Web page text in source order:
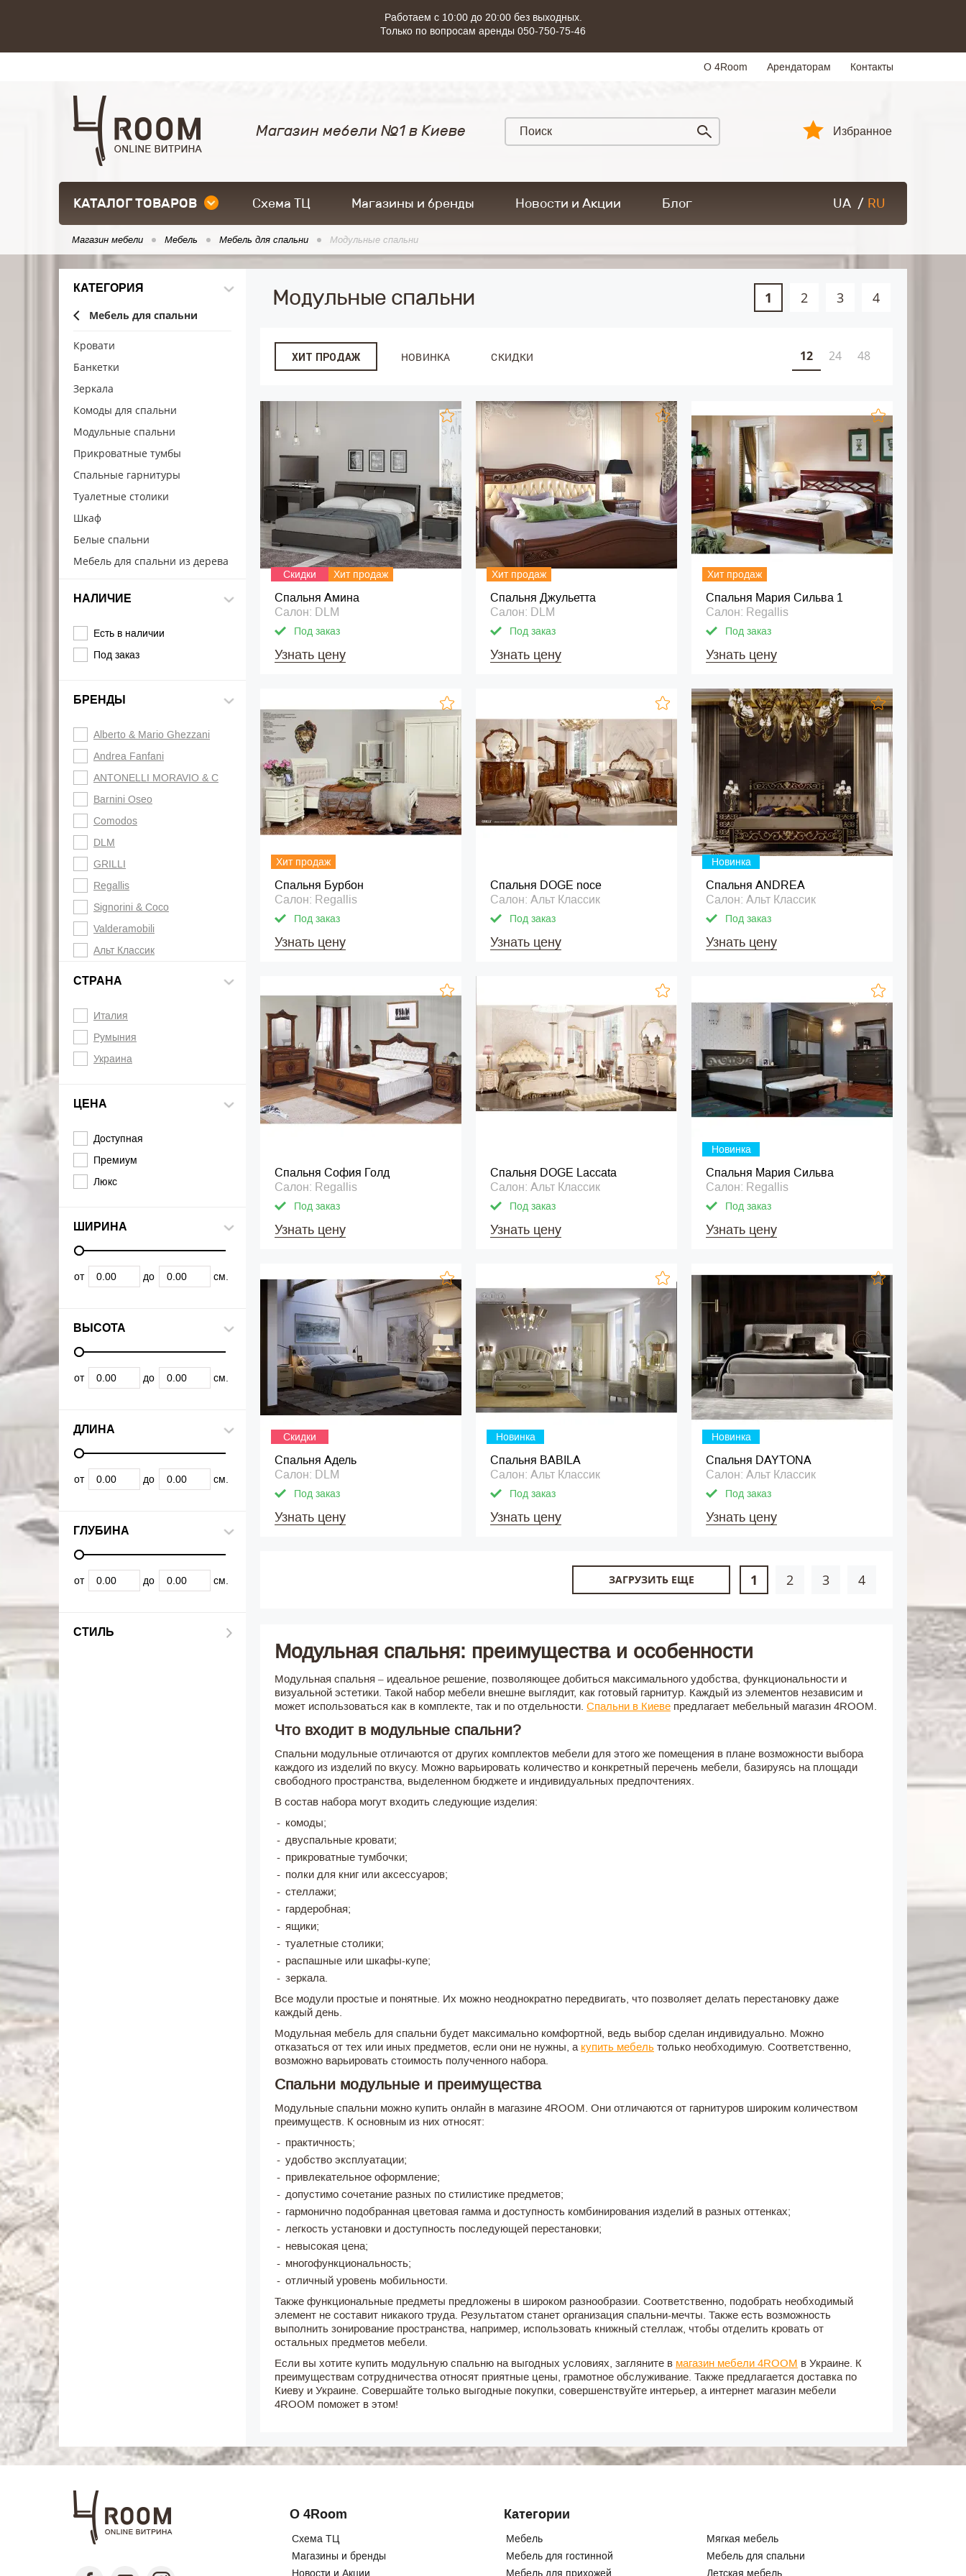
Работаем с 10:00 до 20:00 без выходных.
Только по вопросам аренды 050-750-75-46
О 4Room Арендаторам Контакты
Магазин мебели №1 в Киеве Избранное
КАТАЛОГ ТОВАРОВ Схема ТЦ Магазины и бренды Новости и Акции Блог UA / RU
Магазин мебели Мебель Мебель для спальни Модульные спальни
КАТЕГОРИЯ
Мебель для спальни
Кровати
Банкетки
Зеркала
Комоды для спальни
Модульные спальни
Прикроватные тумбы
Спальные гарнитуры
Туалетные столики
Шкаф
Белые спальни
Мебель для спальни из дерева
НАЛИЧИЕ
Есть в наличии
Под заказ
БРЕНДЫ
Alberto & Mario Ghezzani
Andrea Fanfani
ANTONELLI MORAVIO & C
Barnini Oseo
Comodos
DLM
GRILLI
Regallis
Signorini & Coco
Valderamobili
Альт Классик
СТРАНА
Италия
Румыния
Украина
ЦЕНА
Доступная
Премиум
Люкс
ШИРИНА
от до см.
ВЫСОТА
от до см.
ДЛИНА
от до см.
ГЛУБИНА
от до см.
СТИЛЬ
Модульные спальни 1 2 3 4
ХИТ ПРОДАЖ НОВИНКА СКИДКИ 12 24 48
Скидки Хит продаж
Спальня Амина
Салон: DLM
Под заказ
Узнать цену
Хит продаж
Спальня Джульетта
Салон: DLM
Под заказ
Узнать цену
Хит продаж
Спальня Мария Сильва 1
Салон: Regallis
Под заказ
Узнать цену
Хит продаж
Спальня Бурбон
Салон: Regallis
Под заказ
Узнать цену
Спальня DOGE noce
Салон: Альт Классик
Под заказ
Узнать цену
Новинка
Спальня ANDREA
Салон: Альт Классик
Под заказ
Узнать цену
Спальня София Голд
Салон: Regallis
Под заказ
Узнать цену
Спальня DOGE Laccata
Салон: Альт Классик
Под заказ
Узнать цену
Новинка
Спальня Мария Сильва
Салон: Regallis
Под заказ
Узнать цену
Скидки
Спальня Адель
Салон: DLM
Под заказ
Узнать цену
Новинка
Спальня BABILA
Салон: Альт Классик
Под заказ
Узнать цену
Новинка
Спальня DAYTONA
Салон: Альт Классик
Под заказ
Узнать цену
1 2 3 4
ЗАГРУЗИТЬ ЕЩЕ
Модульная спальня: преимущества и особенности
Модульная спальня – идеальное решение, позволяющее добиться максимального удобства, функциональности и
визуальной эстетики. Такой набор мебели внешне выглядит, как готовый гарнитур. Каждый из элементов независим и
может использоваться как в комплекте, так и по отдельности. Спальни в Киеве предлагает мебельный магазин 4ROOM.
Что входит в модульные спальни?
Спальни модульные отличаются от других комплектов мебели для этого же помещения в плане возможности выбора
каждого из изделий по вкусу. Можно варьировать количество и конкретный перечень мебели, базируясь на площади
свободного пространства, выделенном бюджете и индивидуальных предпочтениях.
В состав набора могут входить следующие изделия:
комоды;
двуспальные кровати;
прикроватные тумбочки;
полки для книг или аксессуаров;
стеллажи;
гардеробная;
ящики;
туалетные столики;
распашные или шкафы-купе;
зеркала.
Все модули простые и понятные. Их можно неоднократно передвигать, что позволяет делать перестановку даже
каждый день.
Модульная мебель для спальни будет максимально комфортной, ведь выбор сделан индивидуально. Можно
отказаться от тех или иных предметов, если они не нужны, а купить мебель только необходимую. Соответственно,
возможно варьировать стоимость полученного набора.
Спальни модульные и преимущества
Модульные спальни можно купить онлайн в магазине 4ROOM. Они отличаются от гарнитуров широким количеством
преимуществ. К основным из них относят:
практичность;
удобство эксплуатации;
привлекательное оформление;
допустимо сочетание разных по стилистике предметов;
гармонично подобранная цветовая гамма и доступность комбинирования изделий в разных оттенках;
легкость установки и доступность последующей перестановки;
невысокая цена;
многофункциональность;
отличный уровень мобильности.
Также функциональные предметы предложены в широком разнообразии. Соответственно, подобрать необходимый
элемент не составит никакого труда. Результатом станет организация спальни-мечты. Также есть возможность
выполнить зонирование пространства, например, использовать книжный стеллаж, чтобы отделить кровать от
остальных предметов мебели.
Если вы хотите купить модульную спальню на выгодных условиях, загляните в магазин мебели 4ROOM в Украине. К
преимуществам сотрудничества относят приятные цены, грамотное обслуживание. Также предлагается доставка по
Киеву и Украине. Совершайте только выгодные покупки, совершенствуйте интерьер, а интернет магазин мебели
4ROOM поможет в этом!
О 4Room
Схема ТЦ
Магазины и бренды
Новости и Акции
Категории
Мебель
Мягкая мебель
Мебель для гостинной
Мебель для спальни
Мебель для прихожей
Детская мебель